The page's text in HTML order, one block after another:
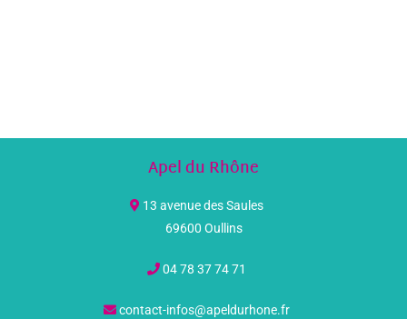
Apel du Rhône
13 avenue des Saules
69600 Oullins
04 78 37 74 71
contact-infos@apeldurhone.fr